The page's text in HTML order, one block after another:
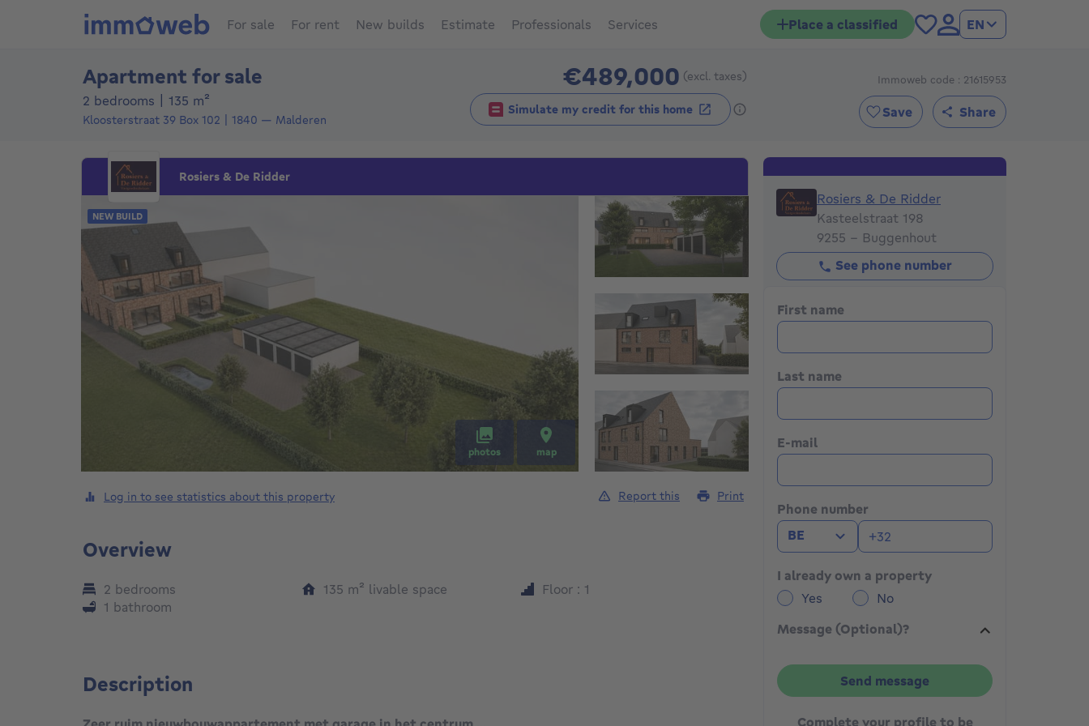
For sale For rent New builds Estimate Professionals Services Place a classified EN
Apartment for sale €489,000 (excl. taxes)489000€
2 bedrooms 135 m²
Kloosterstraat 39 Box 102 1840 — Malderen
Simulate my credit for this home
Immoweb code : 21615953
Save Share
Rosiers & De Ridder
NEW BUILD
photos map
Rosiers & De Ridder
Rosiers & De Ridder
Kasteelstraat 198
9255 - Buggenhout
See phone number
First name
Last name
E-mail
Phone number
BE
I already own a property
Yes
No
Message (Optional)?
Send message
Complete your profile to be
Log in to see statistics about this property Report this Print
Overview
2 bedrooms
1 bathroom
135 m² square meters
livable space Floor : 1
Description